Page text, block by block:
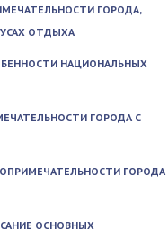
ГОРОДА,
ОТДЫХА
НАЦИОНАЛЬНЫХ
ГОРОДА С
ГОРОДА
ОСНОВНЫХ